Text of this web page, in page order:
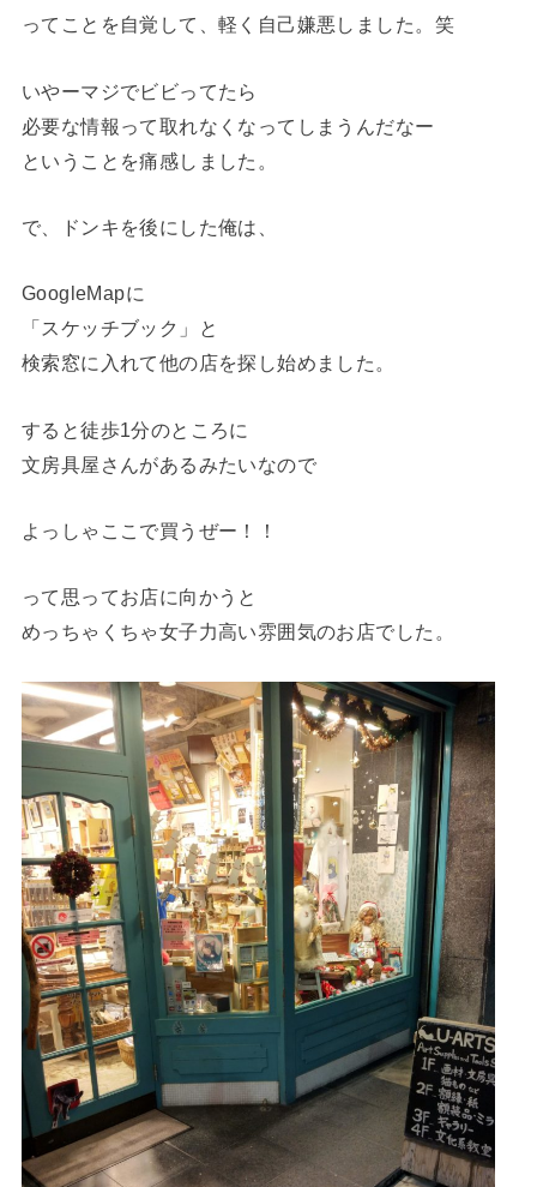
ってことを自覚して、軽く自己嫌悪しました。笑
いやーマジでビビってたら
必要な情報って取れなくなってしまうんだなー
ということを痛感しました。
で、ドンキを後にした俺は、
GoogleMapに
「スケッチブック」と
検索窓に入れて他の店を探し始めました。
すると徒歩1分のところに
文房具屋さんがあるみたいなので
よっしゃここで買うぜー！！
って思ってお店に向かうと
めっちゃくちゃ女子力高い雰囲気のお店でした。